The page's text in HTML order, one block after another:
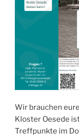
Wir brauchen
Kloster Oesede
Treffpunkte im